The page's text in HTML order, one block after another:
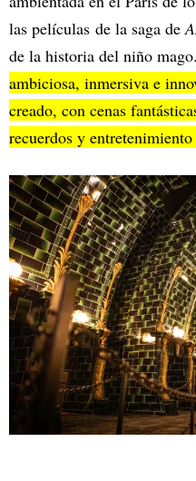
las películas de la saga de
de la historia del niño mago.
ambiciosa, inmersiva e
creado, con cenas
recuerdos y